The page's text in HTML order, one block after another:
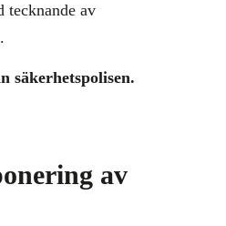
tecknande av
säkerhetspolisen.
av